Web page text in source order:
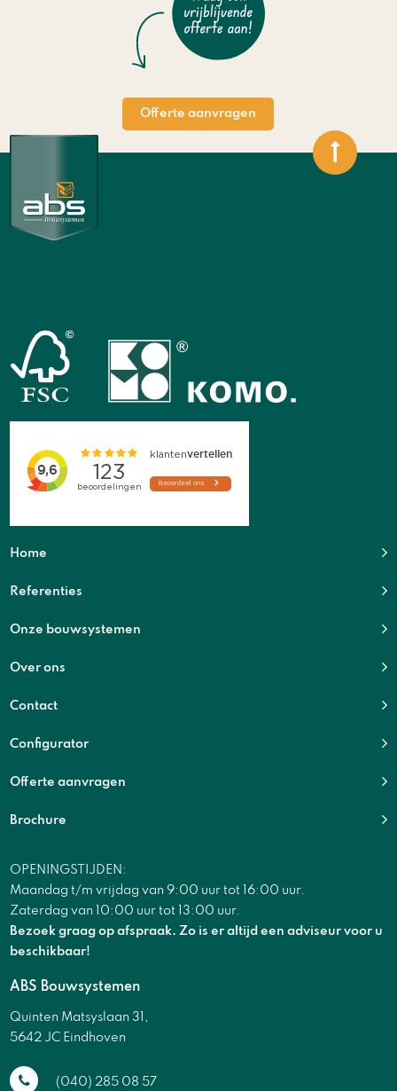
Offerte aanvragen
Home
Referenties
Onze bouwsystemen
Over ons
Contact
Configurator
Offerte aanvragen
Brochure
OPENINGSTIJDEN:
Maandag t/m vrijdag van 9:00 uur tot 16:00 uur.
Zaterdag van 10:00 uur tot 13:00 uur.
Bezoek graag op afspraak. Zo is er altijd een adviseur voor u
beschikbaar!
ABS Bouwsystemen
Quinten Matsyslaan 31,
5642 JC Eindhoven
(040) 285 08 57